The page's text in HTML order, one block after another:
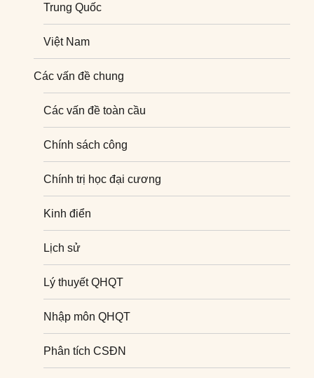
Nghiên cứu quốc tế
Trung Quốc
Việt Nam
Các vấn đề chung
Các vấn đề toàn cầu
Chính sách công
Chính trị học đại cương
Kinh điển
Lịch sử
Lý thuyết QHQT
Nhập môn QHQT
Phân tích CSĐN